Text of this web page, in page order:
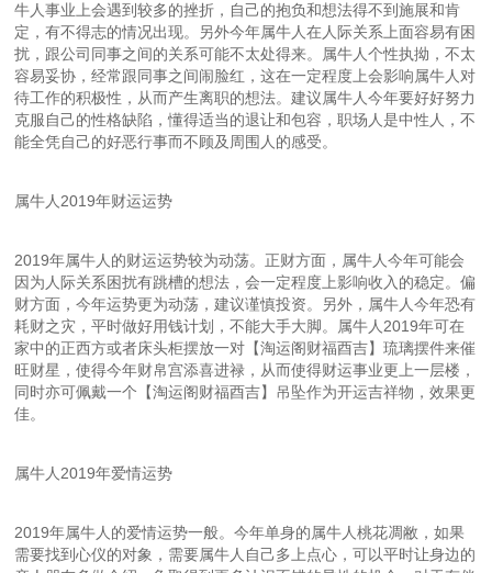
牛人事业上会遇到较多的挫折，自己的抱负和想法得不到施展和肯
定，有不得志的情况出现。另外今年属牛人在人际关系上面容易有困
扰，跟公司同事之间的关系可能不太处得来。属牛人个性执拗，不太
容易妥协，经常跟同事之间闹脸红，这在一定程度上会影响属牛人对
待工作的积极性，从而产生离职的想法。建议属牛人今年要好好努力
克服自己的性格缺陷，懂得适当的退让和包容，职场人是中性人，不
能全凭自己的好恶行事而不顾及周围人的感受。
属牛人2019年财运运势
2019年属牛人的财运运势较为动荡。正财方面，属牛人今年可能会
因为人际关系困扰有跳槽的想法，会一定程度上影响收入的稳定。偏
财方面，今年运势更为动荡，建议谨慎投资。另外，属牛人今年恐有
耗财之灾，平时做好用钱计划，不能大手大脚。属牛人2019年可在
家中的正西方或者床头柜摆放一对【淘运阁财福酉吉】琉璃摆件来催
旺财星，使得今年财帛宫添喜进禄，从而使得财运事业更上一层楼，
同时亦可佩戴一个【淘运阁财福酉吉】吊坠作为开运吉祥物，效果更
佳。
属牛人2019年爱情运势
2019年属牛人的爱情运势一般。今年单身的属牛人桃花凋敝，如果
需要找到心仪的对象，需要属牛人自己多上点心，可以平时让身边的